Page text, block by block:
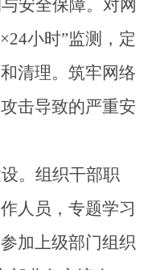
安全保障。 对网
小时”监测，定
清理。筑牢网络
击导致的严重安
。 组织干部职
人员，专题学习
加上级部门组织